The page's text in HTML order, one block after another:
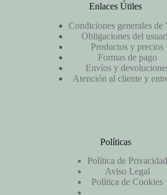
Enlaces Útiles
Condiciones generales de
Obligaciones del
Productos y precios
Formas de pago
Envíos y
Atención al cliente y
Políticas
Política de Privacidad
Aviso Legal
Política de Cookies